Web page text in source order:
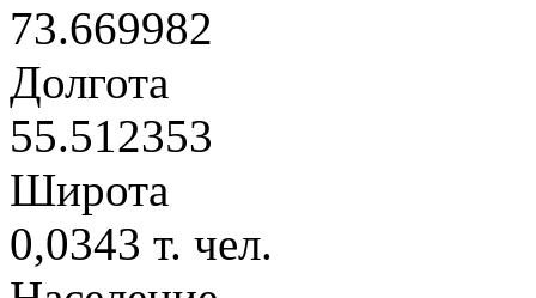
73.669982
Долгота
55.512353
Широта
0,0343 т. чел.